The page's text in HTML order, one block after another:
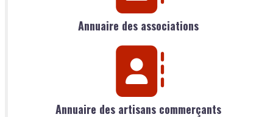
Annuaire des associations
Annuaire des artisans commerçants